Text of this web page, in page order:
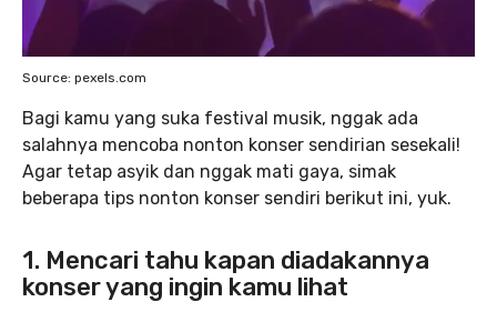
Source: pexels.com
Bagi kamu yang suka festival musik, nggak ada
salahnya mencoba nonton konser sendirian sesekali!
Agar tetap asyik dan nggak mati gaya, simak
beberapa tips nonton konser sendiri berikut ini, yuk.
1. Mencari tahu kapan diadakannya
konser yang ingin kamu lihat